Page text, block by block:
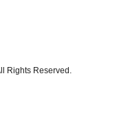
Rights Reserved.